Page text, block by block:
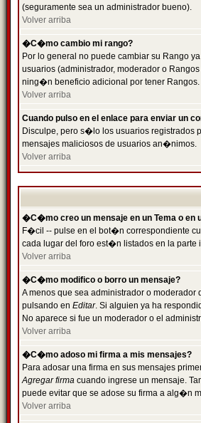
(seguramente sea un administrador bueno).
Volver arriba
�C�mo cambio mi rango?
Por lo general no puede cambiar su Rango
usuarios (administrador, moderador o
ning�n beneficio adicional por tener Rangos.
Volver arriba
Cuando pulso en el enlace para enviar un
Disculpe, pero s�lo los usuarios registrados
mensajes maliciosos de usuarios an�nimos.
Volver arriba
�C�mo creo un mensaje en un Tema o en
F�cil -- pulse en el bot�n correspondiente
cada lugar del foro est�n listados en la
Volver arriba
�C�mo modifico o borro un mensaje?
A menos que sea administrador o
pulsando en Editar. Si alguien ya ha
No aparece si fue un moderador o el
Volver arriba
�C�mo adoso mi firma a mis mensajes?
Para adosar una firma en sus mensajes
Agregar firma cuando ingrese un mensaje.
puede evitar que se adose su firma a alg�n
Volver arriba